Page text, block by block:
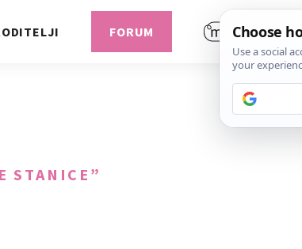
FORUM
STANICE”